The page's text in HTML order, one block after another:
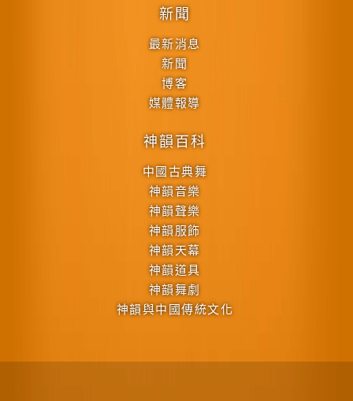
新聞
最新消息
新聞
博客
媒體報導
神韻百科
中國古典舞
神韻音樂
神韻聲樂
神韻服飾
神韻天幕
神韻道具
神韻舞劇
神韻與中國傳統文化